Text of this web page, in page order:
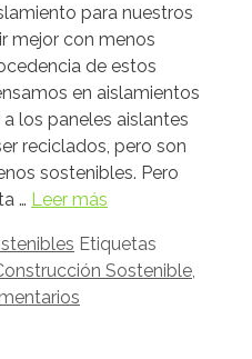
para nuestros
mejor con menos
de estos
en aislamientos
los paneles aislantes
reciclados, pero son
sostenibles. Pero
… Leer más
Etiquetas
Sostenible